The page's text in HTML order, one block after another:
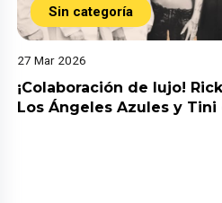
Sin categoría
27 Mar 2026
¡Colaboración de lujo!
Los Ángeles Azules y